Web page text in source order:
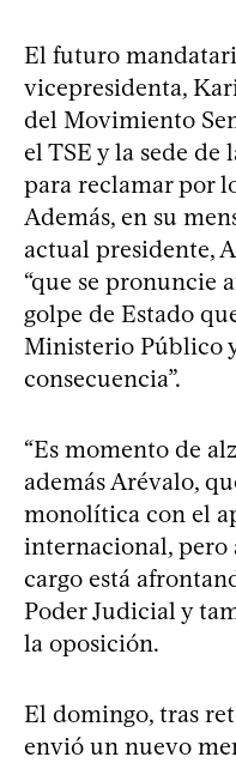
El futuro
vicepresidenta,
del Movimiento
el TSE y la sede
para reclamar por
Además, en su
actual presidente,
“que se pronuncie
golpe de Estado
Ministerio Público
consecuencia”.
“Es momento de
además Arévalo,
monolítica con el
internacional, pero
cargo está
Poder Judicial y
la oposición.
El domingo, tras
envió un nuevo